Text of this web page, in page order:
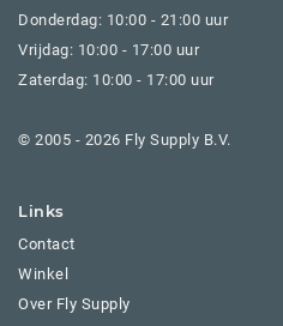
Donderdag: 10:00 - 21:00 uur
Vrijdag: 10:00 - 17:00 uur
Zaterdag: 10:00 - 17:00 uur
© 2005 - 2026 Fly Supply B.V.
Links
Contact
Winkel
Over Fly Supply